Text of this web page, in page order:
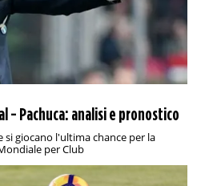
- Pachuca: analisi e pronostico
si giocano l'ultima chance per la
per Club